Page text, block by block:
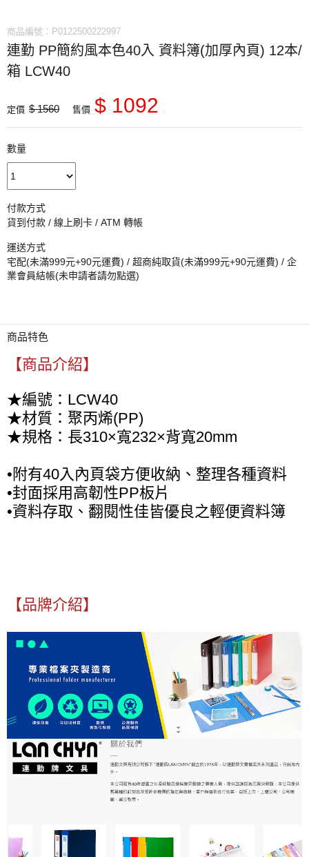
商品編號：P0122500222997
連勤 PP簡約風本色40入 資料簿(加厚內頁) 12本/
箱 LCW40
定價 $ 1560 售價 $ 1092
數量
付款方式
貨到付款 / 線上刷卡 / ATM 轉帳
運送方式
宅配(未滿999元+90元運費) / 超商純取貨(未滿999元+90元運費) / 企
業會員結帳(未申請者請勿點選)
商品特色
【商品介紹】
★編號：LCW40
★材質：聚丙烯(PP)
★規格：長310×寬232×背寬20mm
•附有40入內頁袋方便收納、整理各種資料
•封面採用高韌性PP板片
•資料存取、翻閱性佳皆優良之輕便資料簿
【品牌介紹】